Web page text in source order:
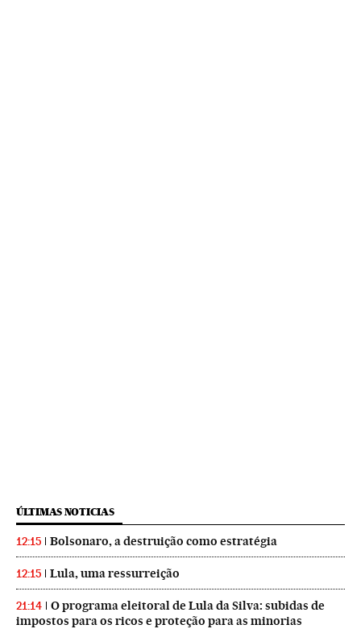
ÚLTIMAS NOTICIAS
12:15 Bolsonaro, a destruição como estratégia
12:15 Lula, uma ressurreição
21:14
O programa eleitoral de Lula da Silva: subidas de
impostos para os ricos e proteção para as minorias